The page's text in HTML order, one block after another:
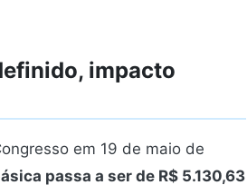
impacto
em 19 de maio de
passa a ser de R$ 5.130,63